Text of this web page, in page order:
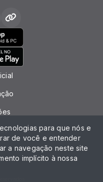
para que nós e
de você e entender
a navegação neste site
implícito à nossa